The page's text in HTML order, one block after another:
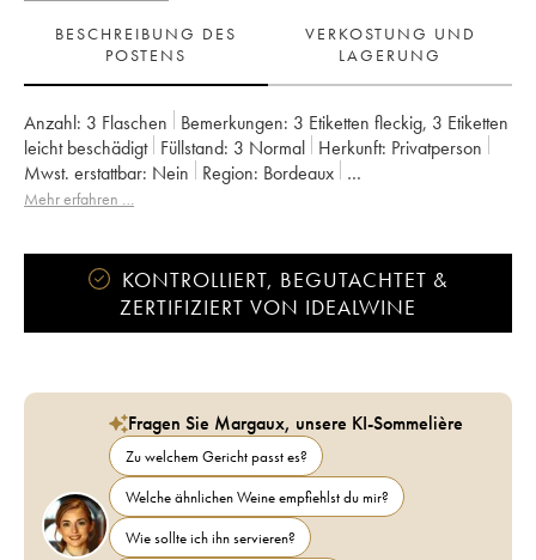
BESCHREIBUNG DES
POSTENS
VERKOSTUNG UND
LAGERUNG
Anzahl: 3 Flaschen Bemerkungen: 3 Etiketten fleckig, 3 Etiketten
leicht beschädigt Füllstand: 3 Normal Herkunft:
privatperson
Mwst. erstattbar:
nein Region:
Bordeaux
Appellation: Saint-Émilion Grand Cru
Mehr erfahren …
KONTROLLIERT, BEGUTACHTET &
ZERTIFIZIERT VON IDEALWINE
Fragen Sie Margaux, unsere KI-Sommelière
Zu welchem Gericht passt es?
Welche ähnlichen Weine empfiehlst du mir?
Wie sollte ich ihn servieren?